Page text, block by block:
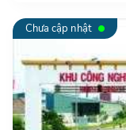
Chưa cập nhật